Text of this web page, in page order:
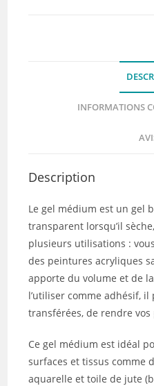
INFORMATIONS
Description
Le gel médium est un gel
transparent lorsqu’il
plusieurs utilisations :
des peintures acryliques
apporte du volume et de
l’utiliser comme adhésif,
transférées, de rendre
Ce gel médium est idéal
surfaces et tissus comme
aquarelle et toile de jute